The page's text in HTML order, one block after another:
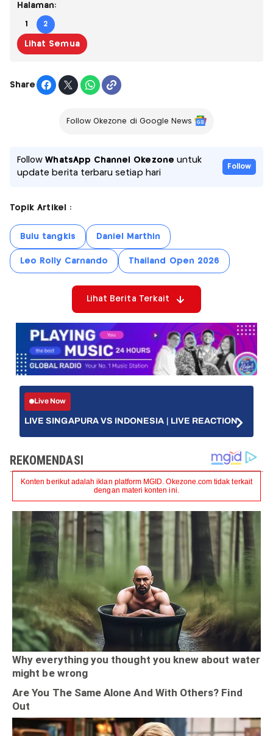
Halaman:
1 2
Lihat Semua
Share
Follow Okezone di Google News
FollowWhatsApp Channel Okezone untuk
update berita terbaru setiap hari
Follow
Topik Artikel :
Bulu tangkis Daniel Marthin
Leo Rolly Carnando Thailand Open 2026
Lihat Berita Terkait
Live Now
LIVE SINGAPURA VS INDONESIA | LIVE REACTION